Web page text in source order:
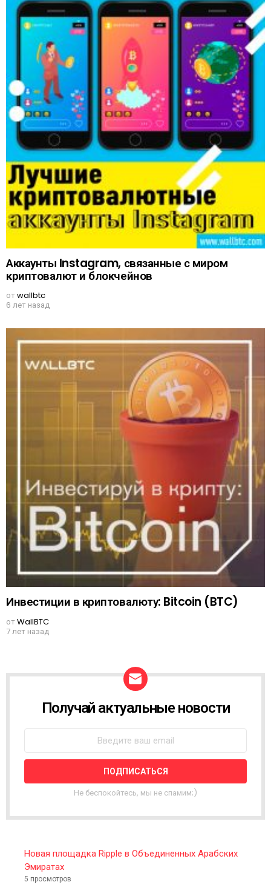
Аккаунты Instagram, связанные с миром
криптовалют и блокчейнов
отwallbtc
6 лет назад
Инвестиции в криптовалюту: Bitcoin (BTC)
отWallBTC
7 лет назад
W
L
T
R
Получай актуальные новости
Не беспокойтесь, мы не спамим;)
Новая площадка Ripple в Объединенных Арабских
Эмиратах
5 просмотров